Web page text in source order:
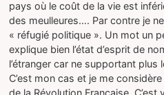
pays où le coût de la vie est
des meulleures…. Par contre je
« réfugié politique ». Un mot un
explique bien l’état d’esprit de
l’étranger car ne supportant
C’est mon cas et je me
de la Révolution Française. C’est